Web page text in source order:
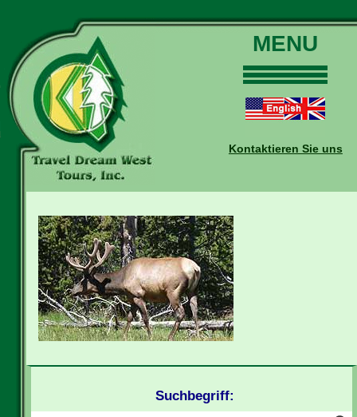
MENU
Touren
Daten und Preise
Buchungen
Auskünfte
Kontakt
Reise-Blog
Kontaktieren Sie uns
Suchbegriff: